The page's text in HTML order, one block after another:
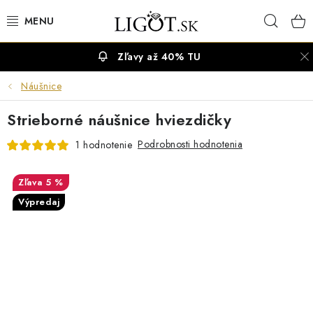
na
PRSTENE
Zľavy až 40% TU
Náušnice
Strieborné náušnice hviezdičky
1 hodnotenie Podrobnosti hodnotenia
5 %
Výpredaj